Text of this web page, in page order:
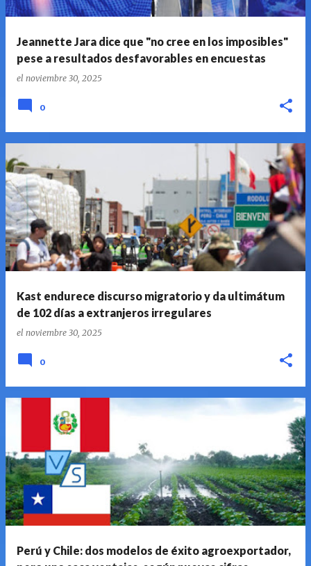
Jeannette Jara dice que "no cree en los imposibles"
pese a resultados desfavorables en encuestas
el noviembre 30, 2025
0
Kast endurece discurso migratorio y da ultimátum
de 102 días a extranjeros irregulares
el noviembre 30, 2025
0
Perú y Chile: dos modelos de éxito agroexportador,